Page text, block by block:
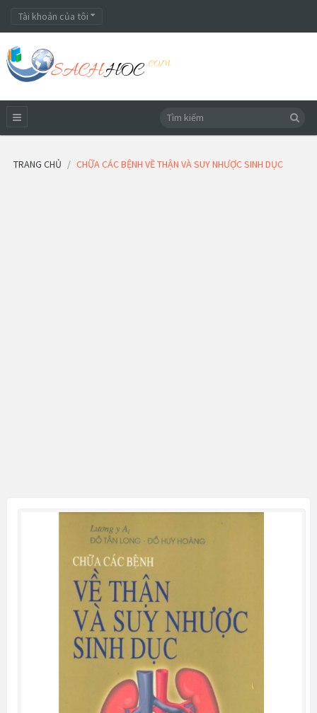
Tài khoản của tôi
TRANG CHỦ CHỮA CÁC BỆNH VỀ THẬN VÀ SUY NHƯỢC SINH DỤC